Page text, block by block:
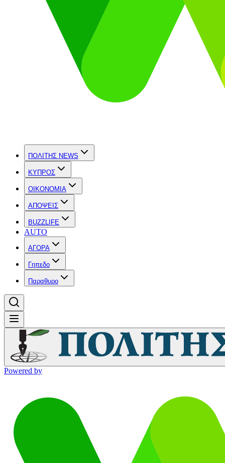
ΠΟΛΙΤΗΣ NEWS
ΚΥΠΡΟΣ
OIKONOMIA
ΑΠΟΨΕΙΣ
BUZZLIFE
AUTO
ΑΓΟΡΑ
Γηπεδο
Παραθυρο
Powered by